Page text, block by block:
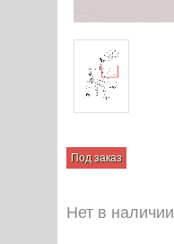
Под заказ
Нет в наличии